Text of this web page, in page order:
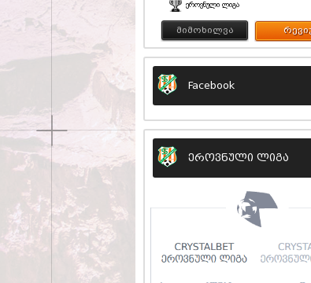
ᲔᲠᲝᲕᲜᲣᲚᲘ ᲚᲘᲒᲐ
მიმოხილვა
Facebook
ეროვნული ლიგა